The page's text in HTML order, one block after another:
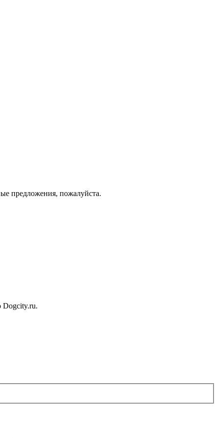
предложения, пожалуйста.
Dogcity.ru.